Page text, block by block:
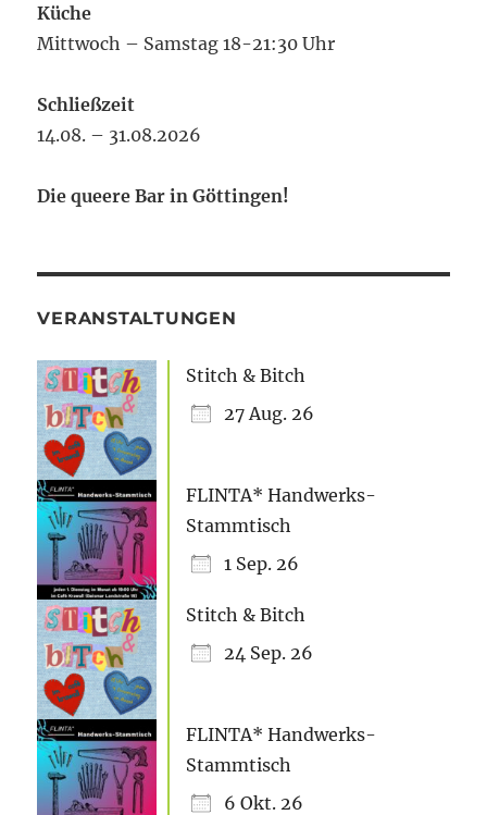
Küche
Mittwoch – Samstag 18-21:30 Uhr
Schließzeit
14.08. – 31.08.2026
Die queere Bar in Göttingen!
VERANSTALTUNGEN
Stitch & Bitch
27 Aug. 26
FLINTA* Handwerks-
Stammtisch
1 Sep. 26
Stitch & Bitch
24 Sep. 26
FLINTA* Handwerks-
Stammtisch
6 Okt. 26